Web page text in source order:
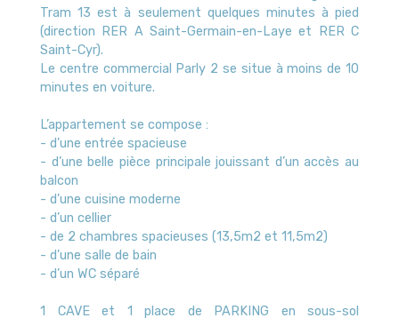
Tram 13 est à seulement quelques minutes à pied
(direction RER A Saint-Germain-en-Laye et RER C
Saint-Cyr).
Le centre commercial Parly 2 se situe à moins de 10
minutes en voiture.
L’appartement se compose :
- d’une entrée spacieuse
- d’une belle pièce principale jouissant d’un accès au
balcon
- d’une cuisine moderne
- d’un cellier
- de 2 chambres spacieuses (13,5m2 et 11,5m2)
- d’une salle de bain
- d’un WC séparé
1 CAVE et 1 place de PARKING en sous-sol